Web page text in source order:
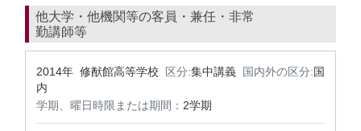
他大学・他機関等の客員・兼任・非常
勤講師等
2014年 修猷館高等学校 区分:集中講義 国内外の区分:国
内
学期、曜日時限または期間： 2学期